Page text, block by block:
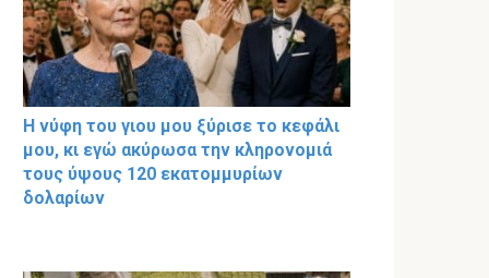
Η νύφη του γιου μου ξύρισε το κεφάλι
μου, κι εγώ ακύρωσα την κληρονομιά
τους ύψους 120 εκατομμυρίων
δολαρίων